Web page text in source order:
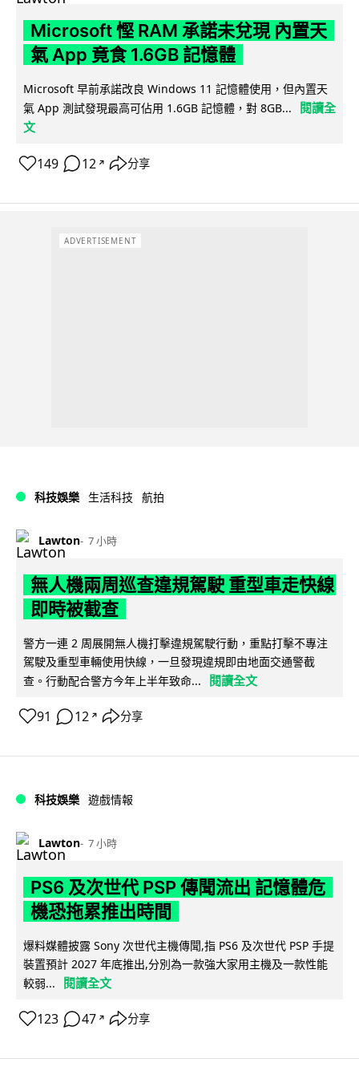
Microsoft 慳 RAM 承諾未兌現 內置天
氣 App 竟食 1.6GB 記憶體
Microsoft 早前承諾改良 Windows 11 記憶體使用，但內置天
氣 App 測試發現最高可佔用 1.6GB 記憶體，對 8GB...
閱讀全
文
149 12 ↗ 分享
ADVERTISEMENT
科技娛樂 生活科技 航拍
Lawton 7 小時
無人機兩周巡查違規駕駛 重型車走快線
即時被截查
警方一連 2 周展開無人機打擊違規駕駛行動，重點打擊不專注
駕駛及重型車輛使用快線，一旦發現違規即由地面交通警截
查。行動配合警方今年上半年致命...
閱讀全文
91 12 ↗ 分享
科技娛樂 遊戲情報
Lawton 7 小時
PS6 及次世代 PSP 傳聞流出 記憶體危
機恐拖累推出時間
爆料媒體披露 Sony 次世代主機傳聞,指 PS6 及次世代 PSP 手提
裝置預計 2027 年底推出,分別為一款強大家用主機及一款性能
較弱...
閱讀全文
123 47 ↗ 分享